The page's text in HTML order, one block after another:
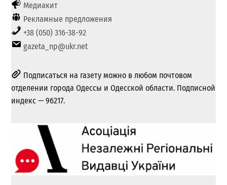
Медиакит
Рекламные предложения
+38 (050) 316-38-92
gazeta_np@ukr.net
Подписаться на газету можно в любом почтовом
отделении города Одессы и Одесской области. Подписной
индекс — 96217.